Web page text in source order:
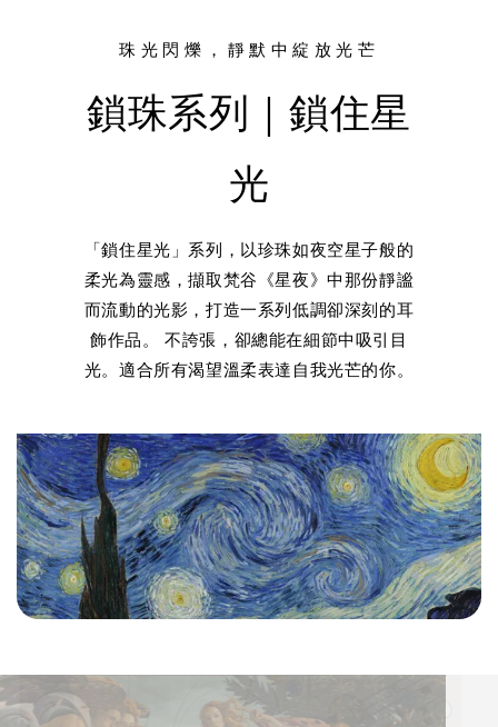
珠光閃爍，靜默中綻放光芒
鎖珠系列｜鎖住星
光
「鎖住星光」系列，以珍珠如夜空星子般的
柔光為靈感，擷取梵谷《星夜》中那份靜謐
而流動的光影，打造一系列低調卻深刻的耳
飾作品。 不誇張，卻總能在細節中吸引目
光。適合所有渴望溫柔表達自我光芒的你。